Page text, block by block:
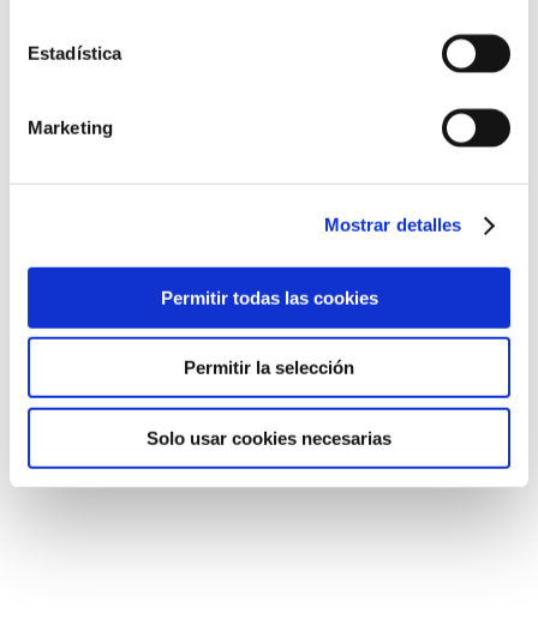
Estadística
Marketing
Mostrar detalles
Permitir todas las cookies
Permitir la selección
Solo usar cookies necesarias
Contorno Multi Corrector Tensor de ojos y labios